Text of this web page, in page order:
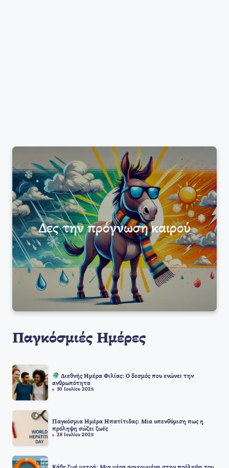
Δες την πρόγνωση καιρού
Παγκόσμιές Ημέρες
Διεθνής Ημέρα Φιλίας: Ο δεσμός που ενώνει την
ανθρωπότητα
30 Ιουλίου 2025
Παγκόσμια Ημέρα Ηπατίτιδας: Μια υπενθύμιση πως η
πρόληψη σώζει ζωές
28 Ιουλίου 2025